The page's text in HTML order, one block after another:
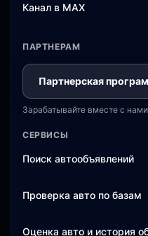
Канал в MAX
ПАРТНЕРАМ
Партнерская
Зарабатывайте вместе с нами
СЕРВИСЫ
Поиск автообъявлений
Проверка авто по базам
Оценка авто и история